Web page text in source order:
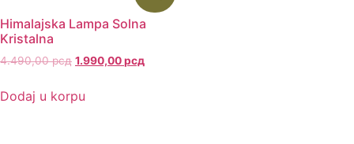
Himalajska Lampa Solna
Kristalna
4.490,00рсд 1.990,00рсд
Dodaj u korpu